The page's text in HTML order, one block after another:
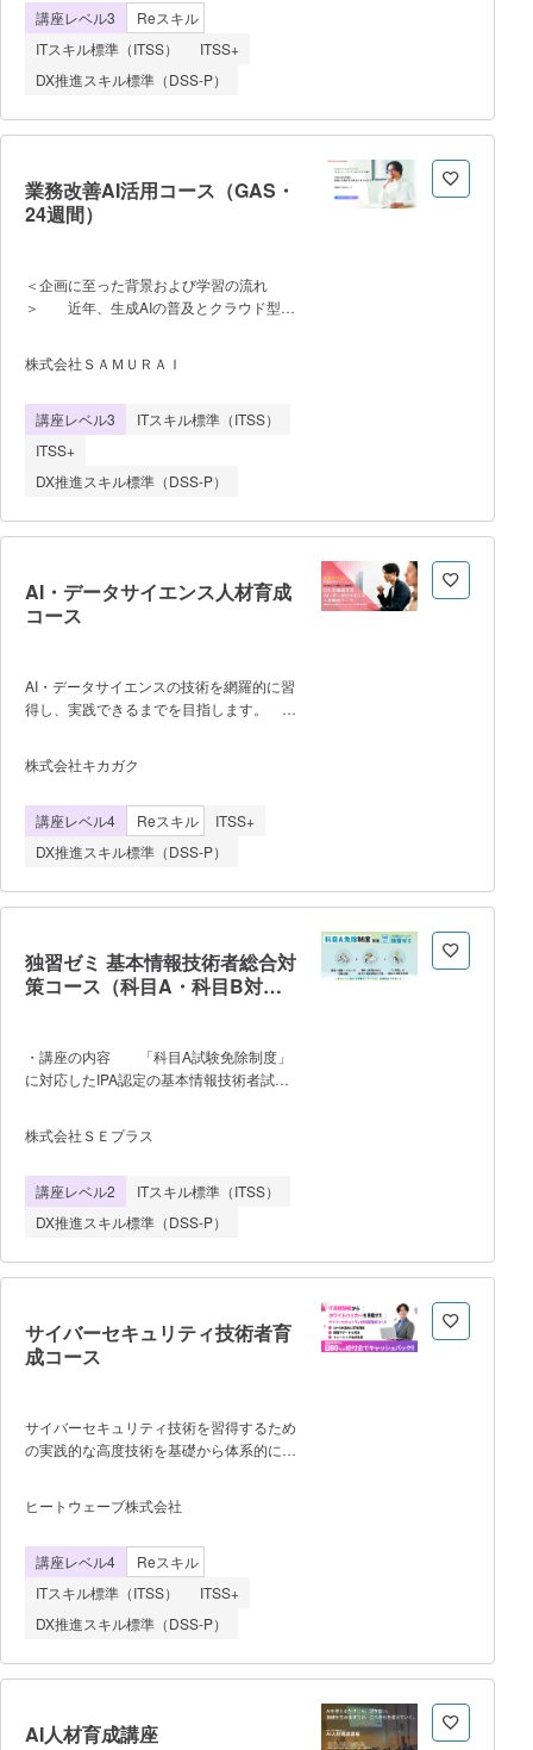
も多く、SNSの投稿も、広告も、日々運用
するといった性質の業務分野であるため、
マーケティングと各SNSの仕組み、分析の
見方を体系的に学んだ方がスムーズにうま
インでインストラクターが指導しながら行
経験】とオンライン動画コンテンツを通し
て学ぶ機会を増やすべく本講座を開講しま
した。 フェーズ1 SNS全体の基
4 SNS運用の基礎 フェーズ5 専攻
コース・総括 （本番環境でアカウント
分析を日数をかけて繰り返し行いま
ンラインスクール（株式会社Threeqが運
営） 代表講師 ＜YouTube＞国際
大会アジアファイナリスト
講座レベル3
Reスキル
ITスキル標準（ITSS）
ITSS+
DX推進スキル標準（DSS-P）
業務改善AI活用コース（GAS・
24週間）
＜企画に至った背景および学習の流れ
＞ 近年、生成AIの普及とクラウド型業
スは大きく変化しています。特に、
Googleスプレッドシート、Gmail、
を活用した業務環境では、Google Apps
Script（GAS）を用いることで、データ処
を自動化し、業務効率化や生産性向上を実
ChatGPTなどの生成AIを活用することで、
率化することも可能です。 一方で、こ
れらのツールを単体で利用するだけでな
く、業務プロセスを整理したうえでGASに
しています。多くの企業では、データ入力
や集計、メール対応などの定型業務が手作
とで大きな生産性向上が期待されていま
Google Apps Script（GAS）を中心に、
Google Worksp
株式会社ＳＡＭＵＲＡＩ
講座レベル3
ITスキル標準（ITSS）
ITSS+
DX推進スキル標準（DSS-P）
AI・データサイエンス人材育成
コース
AI・データサイエンスの技術を網羅的に習
得し、実践できるまでを目指します。
グを学習し、途中に演習を多く含める講座
です。 ・Python を用いてデータの収
きる ・探索的データ分析を通して課題
を創出できる ・課題をもとに適切なデ
ータ分析、仮説の検証や理論の反証がで
き、結果を正しく解釈できる ・
Python を用いた機械学習アルゴリズムの
走することができる 標準学習時間
には、e-learning 動画による学習に加え、
6 か月間にわたって実施する同期的な講
株式会社キカガク
講座レベル4 Reスキル
ITSS+
DX推進スキル標準（DSS-P）
独習ゼミ 基本情報技術者総合対
策コース（科目A・科目B対策
・講座の内容 「科目A試験免除制度」
に対応したIPA認定の基本情報技術者試験
WEBテストで対策を行い、期中の科目A免
除試験に合格すれば、その後1年間の科目
験後は、科目B対策コンテンツで学習を行
います。 ・プログラムの流れ
1. eラーニング上で科目A試験対策を行
い、学習条件をクリア 2. 6月/7月 また
は 12月/1月に開催される科目A免除試験に
ーニング上で科目B試験対策を行い、免除
期間中に本試験を受験 ・到達目
標 科目A免除試験の合格 基本情報
ての注意事項 ※科目A免除制度と
は 基本情報技術者試験の科目A分野を
免除できる特別な制度です。独習ゼミ上で
試験」に合格すると、その後「1年間」科
以内であればいつでも科目B試験のみ受験
となります。初めて受験される方や、効率
良く合格を目指したい方などにおすすめで
す。 ※免除制度と試験の詳
株式会社ＳＥプラス
講座レベル2
ITスキル標準（ITSS）
DX推進スキル標準（DSS-P）
サイバーセキュリティ技術者育
成コース
サイバーセキュリティ技術を習得するため
の実践的な高度技術を基礎から体系的に学
サイバーセキュリティ技術者・ホワイトハ
ッカーを目指せるコースです。 警察関
れ、一般の方でも受講できるように、IT技
術の基礎からセキュリティ全般の知識、そ
れらに関連する技術を、サイバー攻撃同じ
疑似環境を用意し、実践的な演習を通じて
けて学びます。
ヒートウェーブ株式会社
講座レベル4
Reスキル
ITスキル標準（ITSS）
ITSS+
DX推進スキル標準（DSS-P）
AI人材育成講座